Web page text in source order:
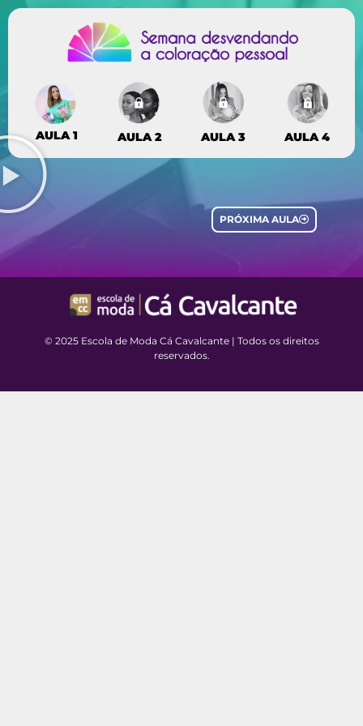
AULA 1 AULA 2 AULA 3 AULA 4
PRÓXIMA AULA
© 2025 Escola de Moda Cá Cavalcante | Todos os direitos
reservados.